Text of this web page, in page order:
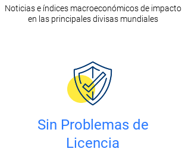
Noticias e índices macroeconómicos de impacto
en las principales divisas mundiales
Sin Problemas de
Licencia